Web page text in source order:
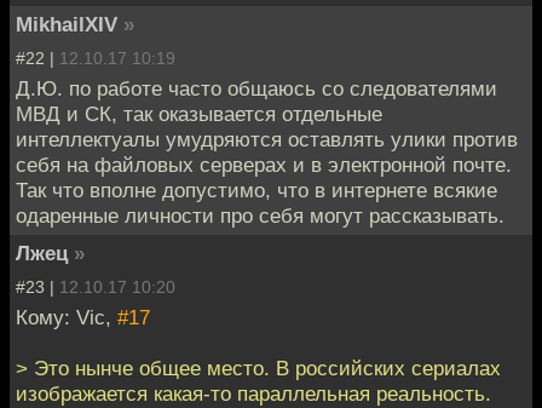
MikhailXIV »
#22 | 12.10.17 10:19
Д.Ю. по работе часто общаюсь со следователями
МВД и СК, так оказывается отдельные
интеллектуалы умудряются оставлять улики против
себя на файловых серверах и в электронной почте.
Так что вполне допустимо, что в интернете всякие
одаренные личности про себя могут рассказывать.
Лжец »
#23 | 12.10.17 10:20
Кому: Vic, #17
> Это нынче общее место. В российских сериалах
изображается какая-то параллельная реальность.